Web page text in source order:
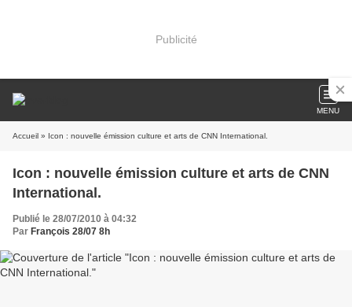
Publicité
MENU
Accueil » Icon : nouvelle émission culture et arts de CNN International.
Icon : nouvelle émission culture et arts de CNN
International.
Publié le 28/07/2010 à 04:32
Par François 28/07 8h